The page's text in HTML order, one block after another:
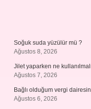
Soğuk suda yüzülür mü ?
Ağustos 8, 2026
Jilet yaparken ne
Ağustos 7, 2026
Bağlı olduğum vergi
Ağustos 6, 2026